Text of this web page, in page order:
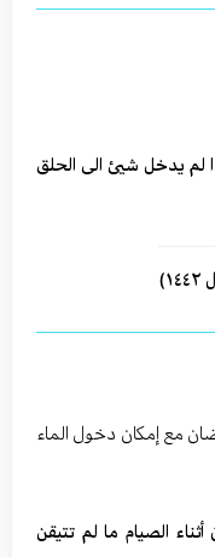
لم يدخل شيئ الى الحلق
مع إمكان دخول الماء
الصيام ما لم تتيقن